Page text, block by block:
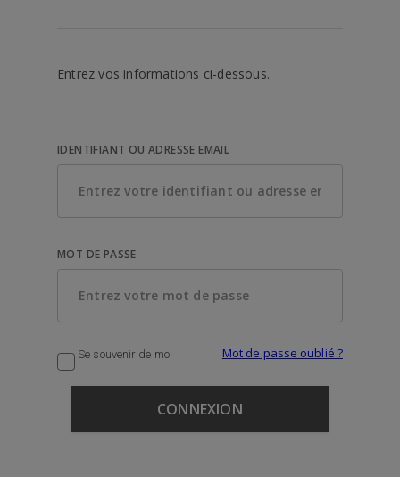
Entrez vos informations ci-dessous.
IDENTIFIANT OU ADRESSE EMAIL
MOT DE PASSE
Se souvenir de moi Mot de passe oublié ?